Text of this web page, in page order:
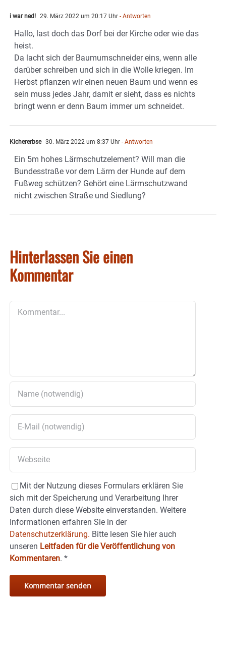
i war ned! 29. März 2022 um 20:17 Uhr - Antworten
Hallo, last doch das Dorf bei der Kirche oder wie das
heist.
Da lacht sich der Baumumschneider eins, wenn alle
darüber schreiben und sich in die Wolle kriegen. Im
Herbst pflanzen wir einen neuen Baum und wenn es
sein muss jedes Jahr, damit er sieht, dass es nichts
bringt wenn er denn Baum immer um schneidet.
Kichererbse 30. März 2022 um 8:37 Uhr - Antworten
Ein 5m hohes Lärmschutzelement? Will man die
Bundesstraße vor dem Lärm der Hunde auf dem
Fußweg schützen? Gehört eine Lärmschutzwand
nicht zwischen Straße und Siedlung?
Hinterlassen Sie einen
Kommentar
Mit der Nutzung dieses Formulars erklären Sie
sich mit der Speicherung und Verarbeitung Ihrer
Daten durch diese Website einverstanden. Weitere
Informationen erfahren Sie in der
Datenschutzerklärung. Bitte lesen Sie hier auch
unseren Leitfaden für die Veröffentlichung von
Kommentaren. *